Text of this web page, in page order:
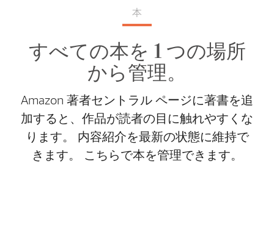
本
すべての本を 1 つの場所
から管理。
Amazon 著者セントラル ページに著書を追
加すると、作品が読者の目に触れやすくな
ります。 内容紹介を最新の状態に維持で
きます。 こちらで本を管理できます。